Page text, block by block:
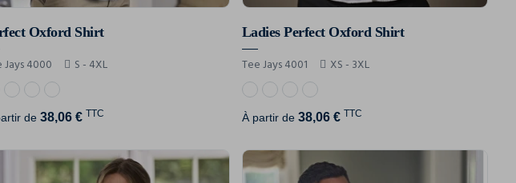
Oxford Shirt
Jays 4000 S - 4XL
de 38,06 € TTC
Ladies Perfect Oxford Shirt
Tee Jays 4001 XS - 3XL
À partir de 38,06 € TTC